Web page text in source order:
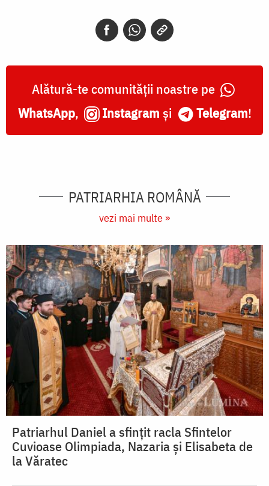
Alătură-te comunității noastre pe
WhatsApp, Instagram și Telegram!
PATRIARHIA ROMÂNĂ
vezi mai multe »
Patriarhul Daniel a sfințit racla Sfintelor
Cuvioase Olimpiada, Nazaria și Elisabeta de
la Văratec